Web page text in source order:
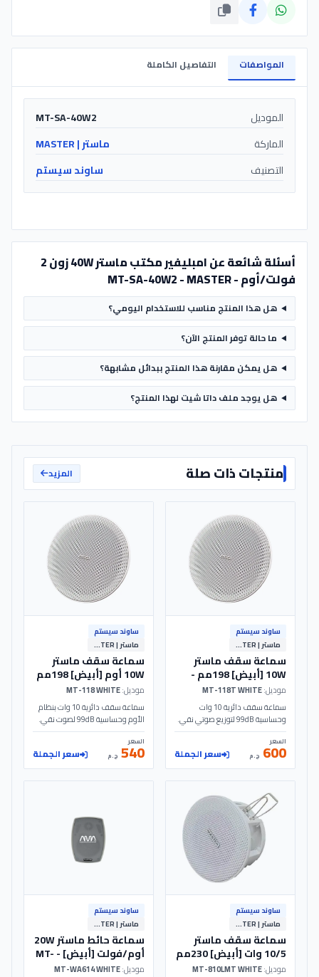
المواصفات التفاصيل الكاملة
الموديل
MT-SA-40W2
الماركة
ماستر | MASTER
التصنيف
ساوند سيستم
أسئلة شائعة عن امبليفير مكتب ماستر 40W زون 2
فولت/أوم - MT-SA-40W2 - MASTER
هل هذا المنتج مناسب للاستخدام اليومي؟
ما حالة توفر المنتج الآن؟
هل يمكن مقارنة هذا المنتج ببدائل مشابهة؟
هل يوجد ملف داتا شيت لهذا المنتج؟
منتجات ذات صلة المزيد
ساوند سيستم
ماستر | MASTER
سماعة سقف ماستر
10W [أبيض] 198مم -
MT-118T - MASTER
موديل:
سماعة سقف دائرية 10 وات
وحساسية 99dB لتوزيع صوتي نقي.
تصميم أبيض بقطر 198مم مثالي
الموديل: MT-118T | MASTER
السعر
600 ج.م سعر الجملة
ساوند سيستم
ماستر | MASTER
سماعة سقف ماستر
10W أوم [أبيض] 198مم
- MT-118 - MASTER
موديل:
سماعة سقف دائرية 10 وات بنظام
الأوم وحساسية 99dB لصوت نقي.
تصميم أبيض أنيق بقطر 198مم مثالي
لأنظمة الساوند سيستم والمتاجر.
الموديل: MT-118 | MASTER
السعر
540 ج.م سعر الجملة
ساوند سيستم
ماستر | MASTER
سماعة سقف ماستر
10/5 وات [أبيض] 230مم
- MT-810LMT - MASTER
موديل:
ساوند سيستم
ماستر | MASTER
سماعة حائط ماستر 20W
أوم/فولت [أبيض] - MT-
WA614 - MASTER
موديل: